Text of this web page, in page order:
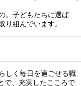
。子どもたちに選ば
組んでいます。
しく毎日を過ごせる職
で、充実したこころで